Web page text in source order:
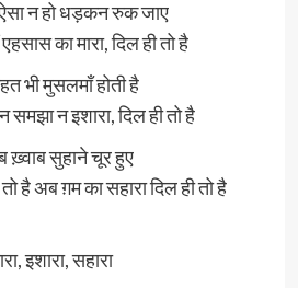
न हो धड़कन रुक जाए
का मारा, दिल ही तो है
भी मुसलमाँ होती है
समझा न इशारा, दिल ही तो है
ख़्वाब सुहाने चूर हुए
है अब ग़म का सहारा दिल ही तो है
इशारा, सहारा